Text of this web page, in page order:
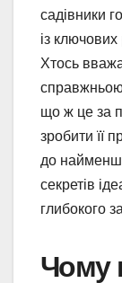
садівники
із ключових
Хтось
що ж це за
зробити її
до
секретів
глибокого
Чому